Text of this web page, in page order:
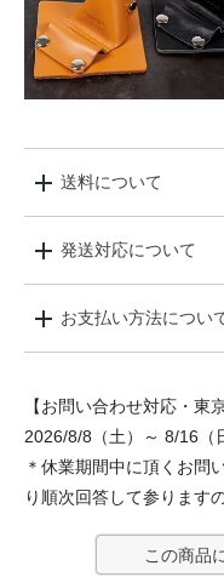
送料について
発送対応について
お支払い方法につい
【お問い合わせ対応・東
2026/8/8（土）～ 8/16（
＊休業期間中に頂くお問
り順次回答して参ります
この商品